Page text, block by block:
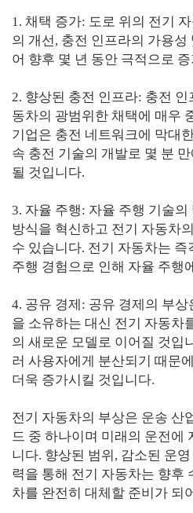
1. 채택 증가: 도로 위의 전기
의 개선, 충전 인프라의 가용성
어 향후 몇 년 동안 극적으로
2. 향상된 충전 인프라: 충전
동차의 광범위한 채택에 매우
기업은 충전 네트워크에 막대
속 충전 기술의 개발로 몇 분
될 것입니다.
3. 자율 주행: 자율 주행 기술
방식을 혁신하고 전기 자동차
수 있습니다. 전기 자동차는
주행 경험으로 인해 자율 주행
4. 공유 경제: 공유 경제의 부
을 소유하는 대신 전기 자동차
의 새로운 모델로 이어질 것입
러 사용자에게 분산되기 때문
더욱 증가시킬 것입니다.
전기 자동차의 부상은 운송 산
드 중 하나이며 미래의 운전에
니다. 향상된 범위, 감소된 운
력을 통해 전기 자동차는 향후
차를 완전히 대체할 준비가 되